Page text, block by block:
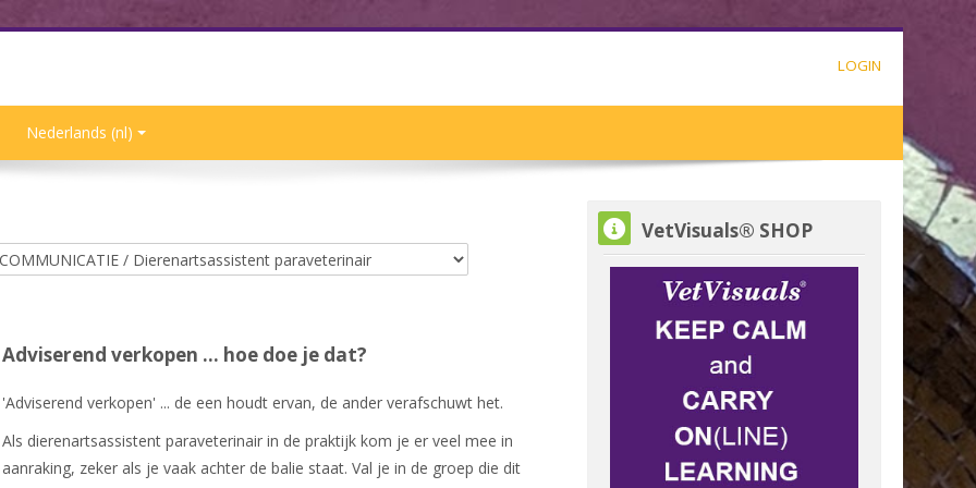
LOGIN
Nederlands ‎(nl)‎
Adviserend verkopen ... hoe doe je dat?
'Adviserend verkopen' ... de een houdt ervan, de ander verafschuwt het.
Als dierenartsassistent paraveterinair in de praktijk kom je er veel mee in
aanraking, zeker als je vaak achter de balie staat. Val je in de groep die dit
VetVisuals® SHOP overslaan
VetVisuals® SHOP